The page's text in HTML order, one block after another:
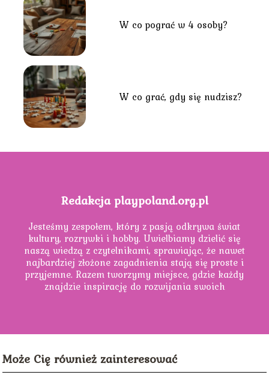
W co pograć w 4 osoby?
W co grać, gdy się nudzisz?
Redakcja playpoland.org.pl
Jesteśmy zespołem, który z pasją odkrywa świat
kultury, rozrywki i hobby. Uwielbiamy dzielić się
naszą wiedzą z czytelnikami, sprawiając, że nawet
najbardziej złożone zagadnienia stają się proste i
przyjemne. Razem tworzymy miejsce, gdzie każdy
znajdzie inspirację do rozwijania swoich
Może Cię również zainteresować